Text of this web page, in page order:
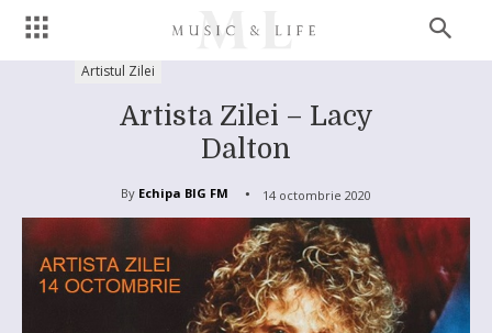
Artistul Zilei
Artista Zilei – Lacy
Dalton
By Echipa BIG FM 14 octombrie 2020